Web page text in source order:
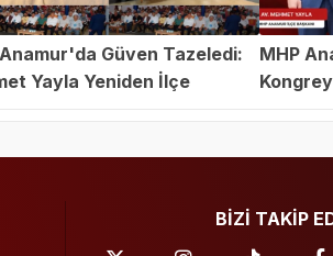
Güven Tazeledi:
Yayla Yeniden İlçe
MHP
BİZİ TAKİP